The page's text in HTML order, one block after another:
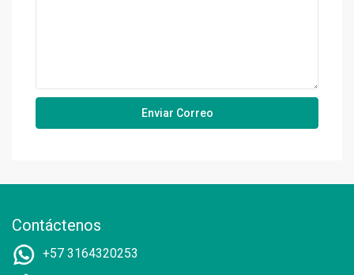
Contáctenos
+57 3164320253